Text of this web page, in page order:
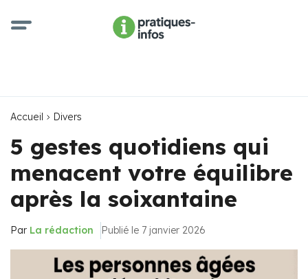
Accueil Divers
5 gestes quotidiens qui
menacent votre équilibre
après la soixantaine
Par La rédaction Publié le 7 janvier 2026